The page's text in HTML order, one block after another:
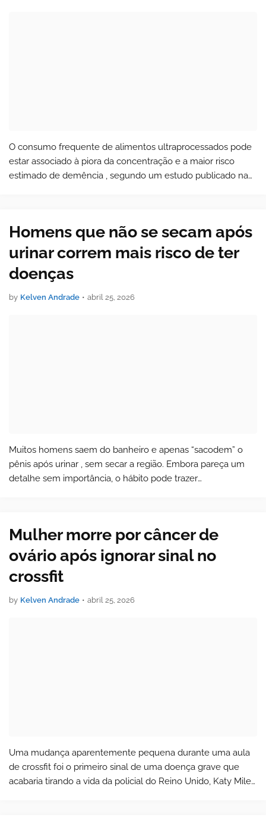
O consumo frequente de alimentos ultraprocessados pode
estar associado à piora da concentração e a maior risco
estimado de demência , segundo um estudo publicado na
Homens que não se secam após
urinar correm mais risco de ter
doenças
by Kelven Andrade • abril 25, 2026
Muitos homens saem do banheiro e apenas “sacodem” o
pênis após urinar , sem secar a região. Embora pareça um
detalhe sem importância, o hábito pode trazer
Mulher morre por câncer de
ovário após ignorar sinal no
crossfit
by Kelven Andrade • abril 25, 2026
Uma mudança aparentemente pequena durante uma aula
de crossfit foi o primeiro sinal de uma doença grave que
acabaria tirando a vida da policial do Reino Unido, Katy Miles.